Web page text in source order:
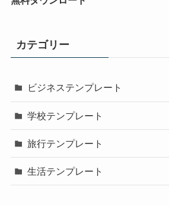
カテゴリー
ビジネステンプレート
学校テンプレート
旅行テンプレート
生活テンプレート